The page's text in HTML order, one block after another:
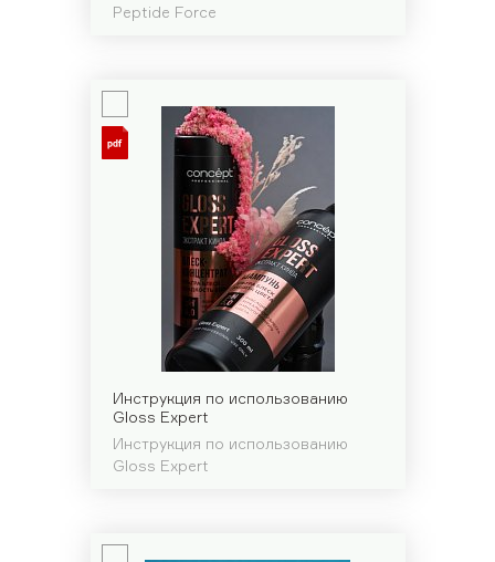
Peptide Force
Инструкция по использованию
Gloss Expert
Инструкция по использованию
Gloss Expert